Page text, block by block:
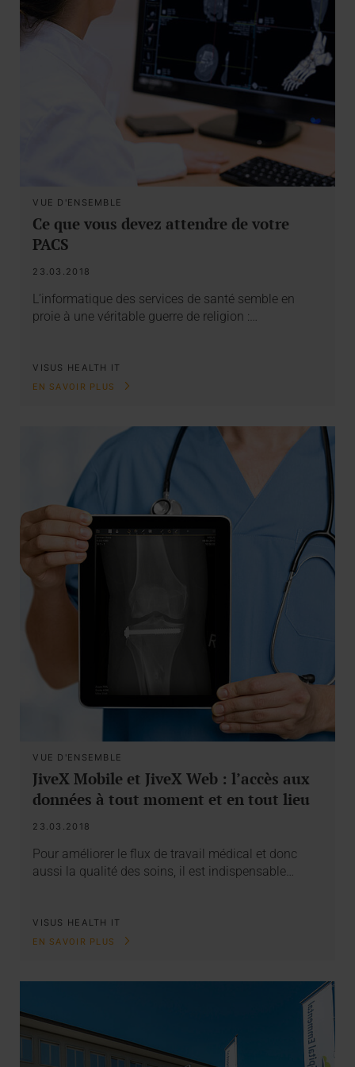
VUE D'ENSEMBLE
Ce que vous devez attendre de votre
PACS
23.03.2018
L’informatique des services de santé semble en
proie à une véritable guerre de religion :…
VISUS HEALTH IT
EN SAVOIR PLUS
VUE D'ENSEMBLE
JiveX Mobile et JiveX Web : l’accès aux
données à tout moment et en tout lieu
23.03.2018
Pour améliorer le flux de travail médical et donc
aussi la qualité des soins, il est indispensable…
VISUS HEALTH IT
EN SAVOIR PLUS